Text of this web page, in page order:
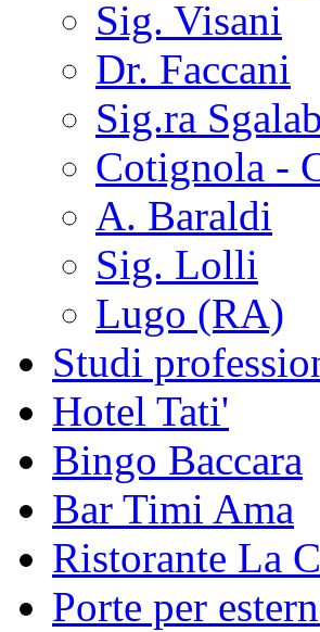
Sig. Visani
Dr. Faccani
Sig.ra
Cotignola -
A. Baraldi
Sig. Lolli
Lugo (RA)
Studi
Hotel Tati'
Bingo Baccara
Bar Timi Ama
Ristorante La
Porte per